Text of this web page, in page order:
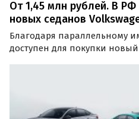
От 1,45 млн рублей. В
новых седанов
Благодаря параллельному
доступен для покупки